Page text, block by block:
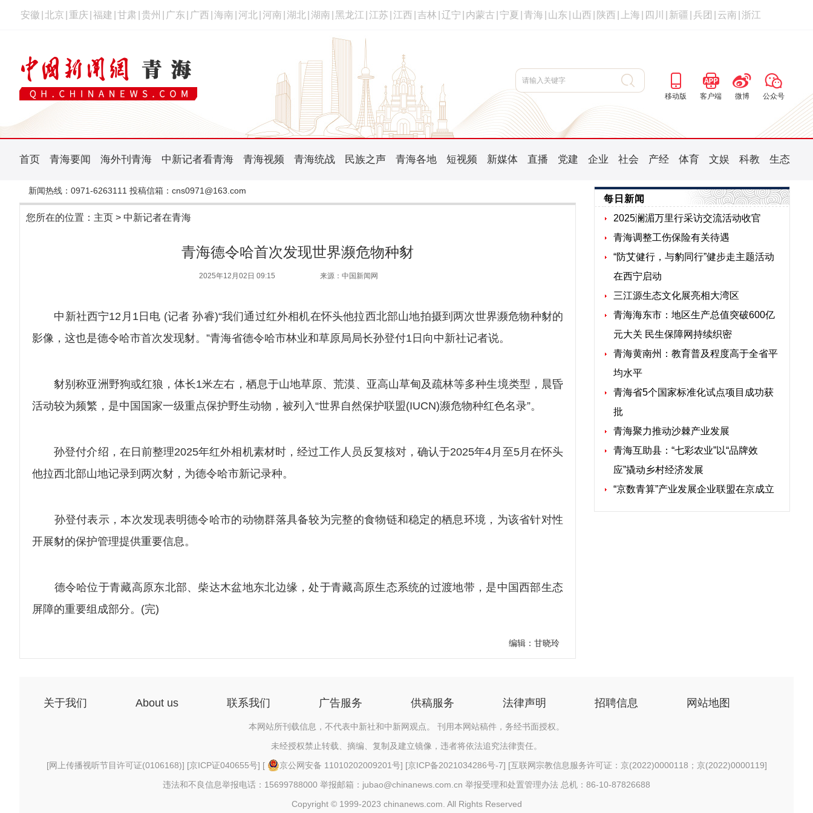
安徽 北京 重庆 福建 甘肃 贵州 广东 广西 海南 河北 河南 湖北 湖南 黑龙江 江苏 江西 吉林 辽宁 内蒙古 宁夏 青海 山东 山西 陕西 上海 四川 新疆 兵团 云南 浙江
移动版 客户端 微博 公众号
首页 青海要闻 海外刊青海 中新记者看青海 青海视频 青海统战 民族之声 青海各地 短视频 新媒体 直播 党建 企业 社会 产经 体育 文娱 科教 生态
新闻热线：0971-6263111 投稿信箱：cns0971@163.com
您所在的位置： 主页 > 中新记者在青海
青海德令哈首次发现世界濒危物种豺
2025年12月02日 09:15 来源：中国新闻网
中新社西宁12月1日电 (记者 孙睿)“我们通过红外相机在怀头他拉西北部山地拍摄到两次世界濒危物种豺的
影像，这也是德令哈市首次发现豺。”青海省德令哈市林业和草原局局长孙登付1日向中新社记者说。
豺别称亚洲野狗或红狼，体长1米左右，栖息于山地草原、荒漠、亚高山草甸及疏林等多种生境类型，晨昏
活动较为频繁，是中国国家一级重点保护野生动物，被列入“世界自然保护联盟(IUCN)濒危物种红色名录”。
孙登付介绍，在日前整理2025年红外相机素材时，经过工作人员反复核对，确认于2025年4月至5月在怀头
他拉西北部山地记录到两次豺，为德令哈市新记录种。
孙登付表示，本次发现表明德令哈市的动物群落具备较为完整的食物链和稳定的栖息环境，为该省针对性
开展豺的保护管理提供重要信息。
德令哈位于青藏高原东北部、柴达木盆地东北边缘，处于青藏高原生态系统的过渡地带，是中国西部生态
屏障的重要组成部分。(完)
编辑：甘晓玲
每日新闻
2025澜湄万里行采访交流活动收官
青海调整工伤保险有关待遇
“防艾健行，与豹同行”健步走主题活动
在西宁启动
三江源生态文化展亮相大湾区
青海海东市：地区生产总值突破600亿
元大关 民生保障网持续织密
青海黄南州：教育普及程度高于全省平
均水平
青海省5个国家标准化试点项目成功获
批
青海聚力推动沙棘产业发展
青海互助县：“七彩农业”以“品牌效
应”撬动乡村经济发展
“京数青算”产业发展企业联盟在京成立
关于我们 About us 联系我们 广告服务 供稿服务 法律声明 招聘信息 网站地图
本网站所刊载信息，不代表中新社和中新网观点。 刊用本网站稿件，务经书面授权。
未经授权禁止转载、摘编、复制及建立镜像，违者将依法追究法律责任。
[网上传播视听节目许可证(0106168)] [京ICP证040655号] [ 京公网安备 11010202009201号] [京ICP备2021034286号-7] [互联网宗教信息服务许可证：京(2022)0000118；京(2022)0000119]
违法和不良信息举报电话：15699788000 举报邮箱：jubao@chinanews.com.cn 举报受理和处置管理办法 总机：86-10-87826688
Copyright © 1999-2023 chinanews.com. All Rights Reserved